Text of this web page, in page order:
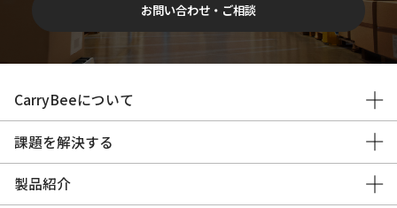
お問い合わせ・ご相談
CarryBeeについて
課題を解決する
製品紹介